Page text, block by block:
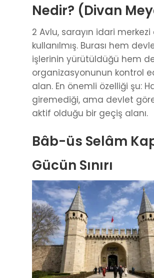
Nedir? (Divan
2 Avlu, sarayın idari
kullanılmış. Burası hem
işlerinin yürütüldüğü hem
organizasyonunun kontrol
alan. En önemli özelliği şu:
giremediği, ama devlet
aktif olduğu bir geçiş alanı.
Bâb-üs Selâm
Gücün Sınırı